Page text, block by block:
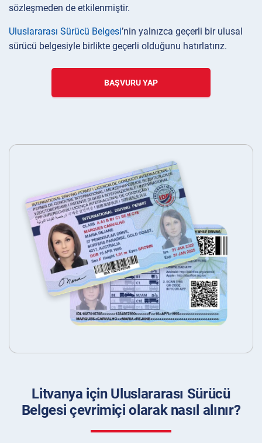
sözleşmeden de etkilenmiştir.
Uluslararası Sürücü Belgesi’nin yalnızca geçerli bir ulusal
sürücü belgesiyle birlikte geçerli olduğunu hatırlatırız.
BAŞVURU YAP
Litvanya için Uluslararası Sürücü
Belgesi çevrimiçi olarak nasıl alınır?